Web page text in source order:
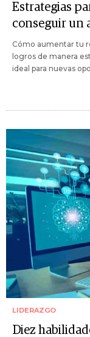
Estrategias
conseguir un
Cómo aumentar tu
logros de manera
ideal para nuevas
LIDERAZGO
Diez